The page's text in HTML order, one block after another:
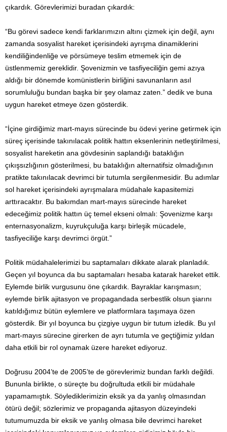
çıkardık. Görevlerimizi buradan çıkardık:
“Bu görevi sadece kendi farklarımızın altını çizmek için değil, aynı
zamanda sosyalist hareket içerisindeki ayrışma dinamiklerini
kendiliğindenliğe ve pörsümeye teslim etmemek için de
üstlenmemiz gereklidir. Şovenizmin ve tasfiyeciliğin gemi azıya
aldığı bir dönemde komünistlerin birliğini savunanların asıl
sorumluluğu bundan başka bir şey olamaz zaten.” dedik ve buna
uygun hareket etmeye özen gösterdik.
“İçine girdiğimiz mart-mayıs sürecinde bu ödevi yerine getirmek için
süreç içerisinde takınılacak politik hattın eksenlerinin netleştirilmesi,
sosyalist hareketin ana gövdesinin saplandığı bataklığın
çıkışsızlığının gösterilmesi, bu bataklığın alternatifsiz olmadığının
pratikte takınılacak devrimci bir tutumla sergilenmesidir. Bu adımlar
sol hareket içerisindeki ayrışmalara müdahale kapasitemizi
arttıracaktır. Bu bakımdan mart-mayıs sürecinde hareket
edeceğimiz politik hattın üç temel ekseni olmalı: Şovenizme karşı
enternas­yonalizm, kuyrukçuluğa karşı birleşik mücadele,
tasfiyeciliğe karşı devrimci örgüt.”
Politik müdahalelerimizi bu saptamaları dikkate alarak planladık.
Geçen yıl boyunca da bu saptamaları hesaba katarak hareket ettik.
Eylemde birlik vurgusunu öne çıkardık. Bayraklar karışmasın;
eylemde birlik ajitasyon ve propagandada serbestlik olsun şiarını
katıldığımız bütün eylemlere ve platformlara taşımaya özen
gösterdik. Bir yıl boyunca bu çizgiye uygun bir tutum izledik. Bu yıl
mart-mayıs sürecine girerken de ayrı tutumla ve geçtiğimiz yıldan
daha etkili bir rol oynamak üzere hareket ediyoruz.
Doğrusu 2004’te de 2005’te de görevlerimiz bundan farklı değildi.
Bununla birlikte, o süreçte bu doğrultuda etkili bir müdahale
yapamamıştık. Söylediklerimizin eksik ya da yanlış olmasından
ötürü değil; sözlerimiz ve propaganda ajitasyon düzeyindeki
tutumumuzda bir eksik ve yanlış olmasa bile devrimci hareket